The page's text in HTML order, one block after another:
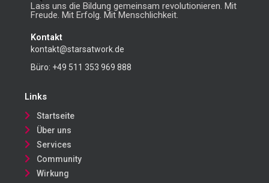
Lass uns die Bildung gemeinsam revolutionieren. Mit
Freude. Mit Erfolg. Mit Menschlichkeit.
Kontakt
kontakt@starsatwork.de
Büro: +49 511 353 969 888
Links
Startseite
Über uns
Services
Community
Wirkung